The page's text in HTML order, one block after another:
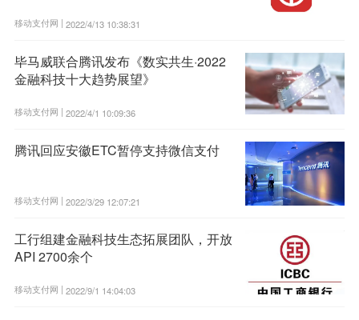
移动支付网 | 2022/4/13 10:38:31
毕马威联合腾讯发布《数实共生·2022
金融科技十大趋势展望》
移动支付网 | 2022/4/1 10:09:36
腾讯回应安徽ETC暂停支持微信支付
移动支付网 | 2022/3/29 12:07:21
工行组建金融科技生态拓展团队，开放
API 2700余个
移动支付网 | 2022/9/1 14:04:03